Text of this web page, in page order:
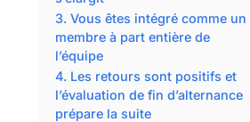
3. Vous êtes intégré comme un
membre à part entière de
l’équipe
4. Les retours sont positifs et
l’évaluation de fin d’alternance
prépare la suite